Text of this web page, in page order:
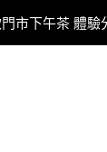
市下午茶 體驗